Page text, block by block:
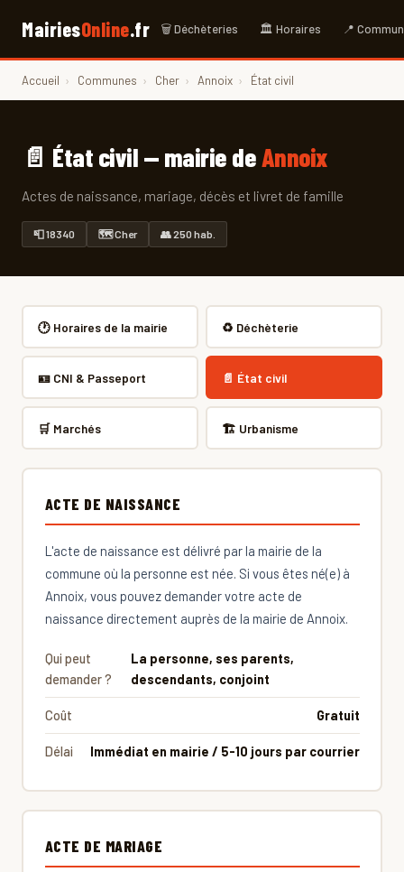
MairiesOnline.fr 🗑 Déchèteries 🏛 Horaires 📍
Accueil › Communes › Cher › Annoix › État civil
📄 État civil — mairie deAnnoix
Actes de naissance, mariage, décès et livret de famille
📮 18340 🗺 Cher 👥 250 hab.
🕐 Horaires de la mairie ♻️ Déchèterie
🪪 CNI & Passeport 📄 État civil
🛒 Marchés 🏗 Urbanisme
ACTE DE NAISSANCE
L'acte de naissance est délivré par la mairie de la
commune où la personne est née. Si vous êtes né(e) à
Annoix, vous pouvez demander votre acte de
naissance directement auprès de la mairie de Annoix.
Qui peut
demander ?
La personne, ses parents,
descendants, conjoint
Coût Gratuit
Délai Immédiat en mairie / 5-10 jours par courrier
ACTE DE MARIAGE